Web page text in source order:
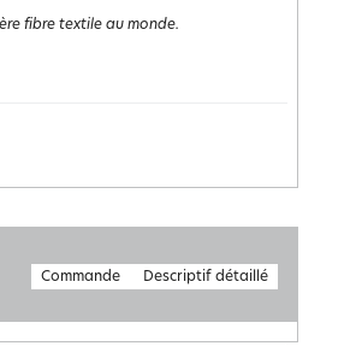
fibre textile au monde.
Commande Descriptif détaillé